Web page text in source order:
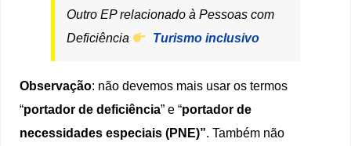
Outro EP relacionado à Pessoas com
Deficiência
Turismo inclusivo
Observação: não devemos mais usar os termos
“portador de deficiência” e “portador de
necessidades especiais (PNE)”. Também não